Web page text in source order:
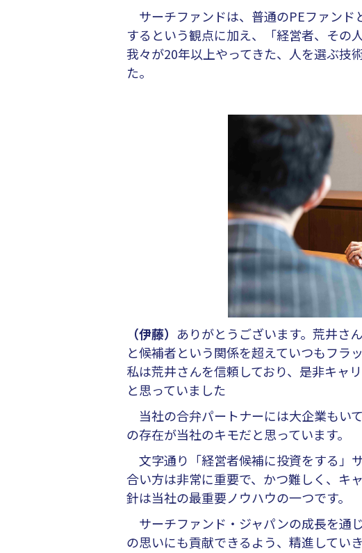
サーチファンドは、普通のPEファンド
するという観点に加え、「経営者、その
我々が20年以上やってきた、人を選ぶ技
た。
（伊藤） ありがとうございます。荒井さ
と候補者という関係を超えていつもフラ
私は荒井さんを信頼しており、是非キャ
と思っていました
当社の合弁パートナーには大企業もい
の存在が当社のキモだと思っています。
文字通り「経営者候補に投資をする」
合い方は非常に重要で、かつ難しく、キ
針は当社の最重要ノウハウの一つです。
サーチファンド・ジャパンの成長を通
の思いにも貢献できるよう、精進していき